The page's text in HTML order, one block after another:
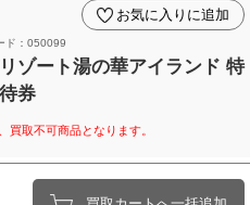
ド：050099
ゾート湯の華アイランド 特
券
お気に入りに追加
買取不可商品となります。